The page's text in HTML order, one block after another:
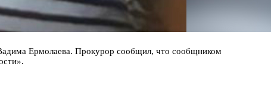
Ермолаева. Прокурор сообщил, что сообщником